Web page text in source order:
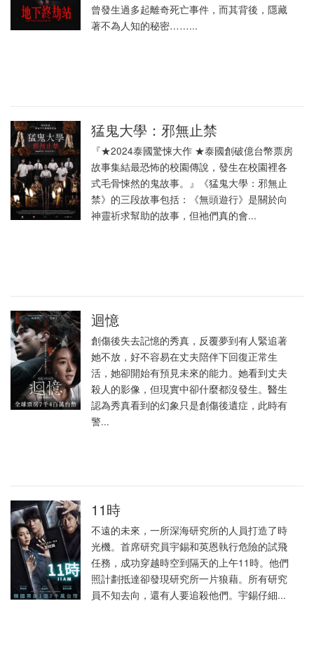
曾發生過多起離奇死亡事件，而其背後，隱藏
著不為人知的秘密……...
猛鬼大學：邪無止禁
『★2024泰國驚悚大作 ★泰國創破億台幣票房
故事集結最恐怖的校園傳說，發生在校園裡各
式毛骨悚然的鬼故事。』《猛鬼大學：邪無止
禁》的三段故事包括：《無頭遊行》是關於向
神靈祈求幫助的故事，但祂們真的會...
迴憶
創傷後失去記憶的秀真，反覆夢到有人緊追著
她不放，好不容易在丈夫陪伴下回復正常生
活，她卻開始有預見未來的能力。她看到丈夫
殺人的影像，但現實中卻什麼都沒發生。醫生
認為秀真看到的幻象只是創傷後遺症，此時有
警...
11時
不遠的未來，一所深海研究所的人員打造了時
光機。首席研究員宇錫和英恩執行危險的試飛
任務，成功穿越時空到隔天的上午11時。他們
照計劃抵達卻發現研究所一片狼藉。所有研究
員不知去向，還有人要追殺他們。宇錫仔細...